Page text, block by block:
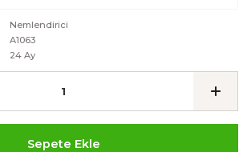
Nemlendirici
A1063
24 Ay
Sepete Ekle